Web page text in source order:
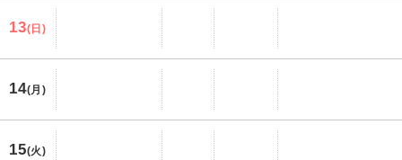
13(日)
14(月)
15(火)